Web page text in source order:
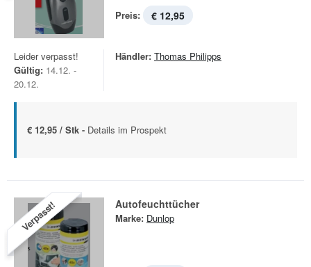
Preis: € 12,95
Leider verpasst!
Gültig: 14.12. -
20.12.
Händler: Thomas Philipps
€ 12,95 / Stk - Details im Prospekt
Verpasst! Autofeuchttücher
Marke: Dunlop